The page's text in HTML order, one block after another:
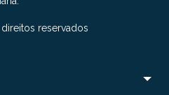
reservados